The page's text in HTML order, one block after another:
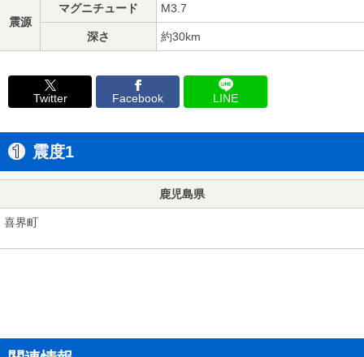
震源
マグニチュード M3.7
深さ 約30km
Twitter Facebook LINE
震度1
鹿児島県
喜界町